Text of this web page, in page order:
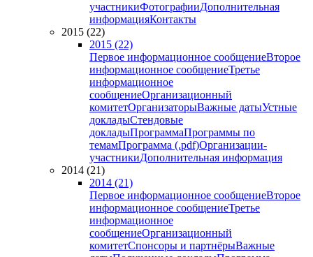
участникиФотографииДополнительная
информацияКонтакты
2015 (22)
2015 (22)
Первое информационное сообщениеВторое
информационное сообщениеТретье
информационное
сообщениеОрганизационный
комитетОрганизаторыВажные датыУстные
докладыСтендовые
докладыПрограммаПрограммы по
темамПрограмма (.pdf)Организации-
участникиДополнительная информация
2014 (21)
2014 (21)
Первое информационное сообщениеВторое
информационное сообщениеТретье
информационное
сообщениеОрганизационный
комитетСпонсоры и партнёрыВажные